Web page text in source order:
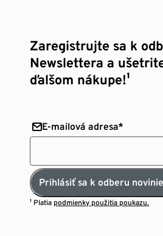
Zaregistrujte sa k
Newslettera a
ďalšom nákupe!¹
E-mailová adresa*
Prihlásiť sa k odberu
¹ Platia podmienky použitia poukazu.